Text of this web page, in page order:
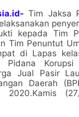
Tim Jaksa
kepada Tim
Tim Penuntut
di Lapas
Korupsi
Jual Pasir
Daerah
2020.Kamis